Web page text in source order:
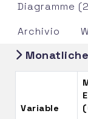
Diagramme
Archivio
Variable